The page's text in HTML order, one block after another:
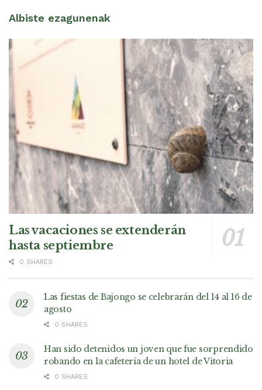
Albiste ezagunenak
Las vacaciones se extenderán
hasta septiembre
0 SHARES
Las fiestas de Bajongo se celebrarán del 14 al 16 de
agosto
0 SHARES
Han sido detenidos un joven que fue sorprendido
robando en la cafetería de un hotel de Vitoria
0 SHARES